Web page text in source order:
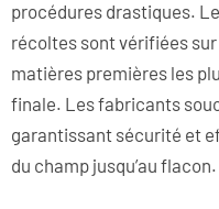
procédures drastiques.
récoltes sont vérifiées
matières premières les
finale. Les fabricants
garantissant sécurité et
du champ jusqu’au flacon.